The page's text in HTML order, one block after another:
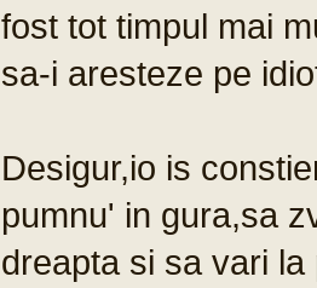
fost tot timpul mai
sa-i aresteze pe
Desigur,io is
pumnu' in gura,sa
dreapta si sa vari